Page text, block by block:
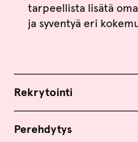
tarpeellista lisätä
ja syventyä eri
Rekrytointi
Perehdytys